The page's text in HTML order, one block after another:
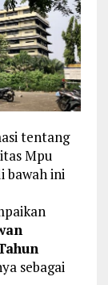
tentang
Mpu
bawah ini
sebagai